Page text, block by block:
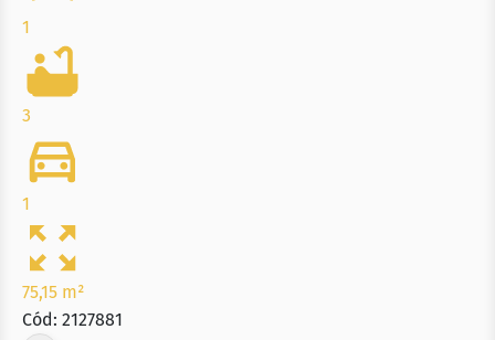
1
3
1
75,15 m²
Cód: 2127881